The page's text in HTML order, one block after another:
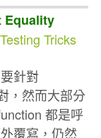
Equality
Tricks
針對
，然而大部分
都是呼
覆寫，仍然